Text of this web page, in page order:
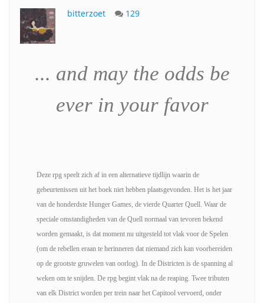
bitterzoet 129
... and may the odds be
ever in your favor
Deze rpg speelt zich af in een alternatieve tijdlijn waarin de
gebeurtenissen uit het boek niet hebben plaatsgevonden. Het is het jaar
van de honderdste Hunger Games, de vierde Quarter Quell. Waar de
speciale omstandigheden van de Quell normaal van tevoren bekend
worden gemaakt, is dat moment nu uitgesteld tot vlak voor de Spelen
(om de rebellen eraan te herinneren dat niemand zich kan voorbereiden
op de grootste gruwelen van oorlog). In de Districten is de spanning al
weken om te snijden. De rpg begint vlak na de reaping. Twee tributen
van elk District worden per trein naar het Capitool vervoerd, onder